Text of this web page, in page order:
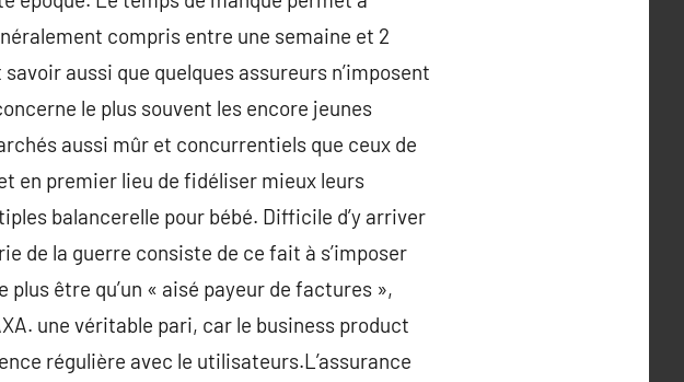
compris entre une semaine et 2
aussi que quelques assureurs n’imposent
le plus souvent les encore jeunes
aussi mûr et concurrentiels que ceux de
en premier lieu de fidéliser mieux leurs
balancerelle pour bébé. Difficile d’y arriver
de la guerre consiste de ce fait à s’imposer
plus être qu’un « aisé payeur de factures »,
une véritable pari, car le business product
régulière avec le utilisateurs.L’assurance